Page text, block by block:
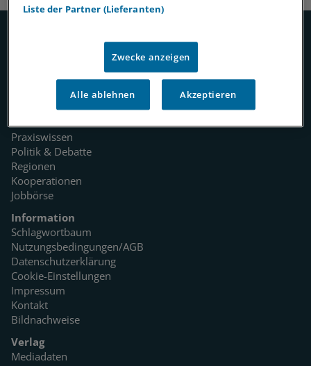
Medizin
Praxiswissen
Politik & Debatte
Regionen
Kooperationen
Jobbörse
Information
Schlagwortbaum
Nutzungsbedingungen/AGB
Datenschutzerklärung
Cookie-Einstellungen
Impressum
Kontakt
Bildnachweise
Verlag
Mediadaten
Liste der Partner (Lieferanten)
Zwecke anzeigen
Alle ablehnen Akzeptieren